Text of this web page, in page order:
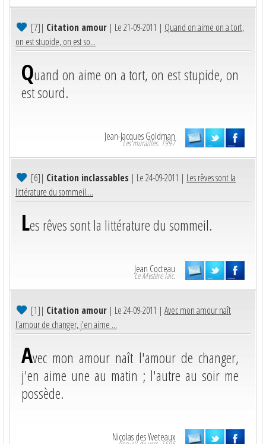
[7]| Citation amour | Le 21-09-2011 | Quand on aime on a tort,
on est stupide, on est so...
Quand on aime on a tort, on est stupide, on
est sourd.
Jean-Jacques Goldman
Les murailles. 1997
[6]| Citation inclassables | Le 24-09-2011 | Les rêves sont la
littérature du sommeil....
Les rêves sont la littérature du sommeil.
Jean Cocteau
Le Mystère laïc.
[1]| Citation amour | Le 24-09-2011 | Avec mon amour naît
l'amour de changer, j'en aime ...
Avec mon amour naît l'amour de changer,
j'en aime une au matin ; l'autre au soir me
possède.
Nicolas des Yveteaux